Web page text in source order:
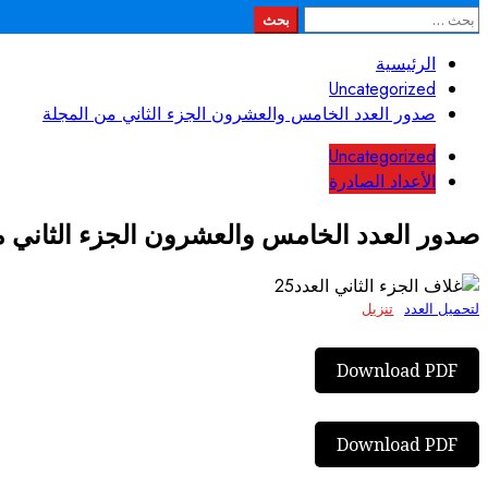
البحث
الرئيسية
Uncategorized
صدور العدد الخامس والعشرون الجزء الثاني من المجلة
Uncategorized
الأعداد الصادرة
صدور العدد الخامس والعشرون الجزء الثاني
لتحميل العدد تنزيل
Download PDF
Download PDF